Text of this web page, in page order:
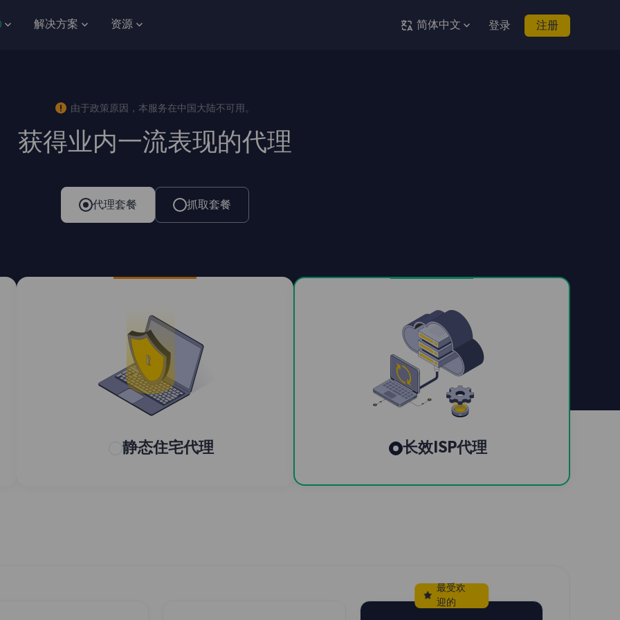
解决方案 资源 简体中文 登录 注册
由于政策原因，本服务在中国大陆不可用。
获得业内一流表现的代理
代理套餐 抓取套餐
静态住宅代理 长效ISP代理
最受欢
迎的